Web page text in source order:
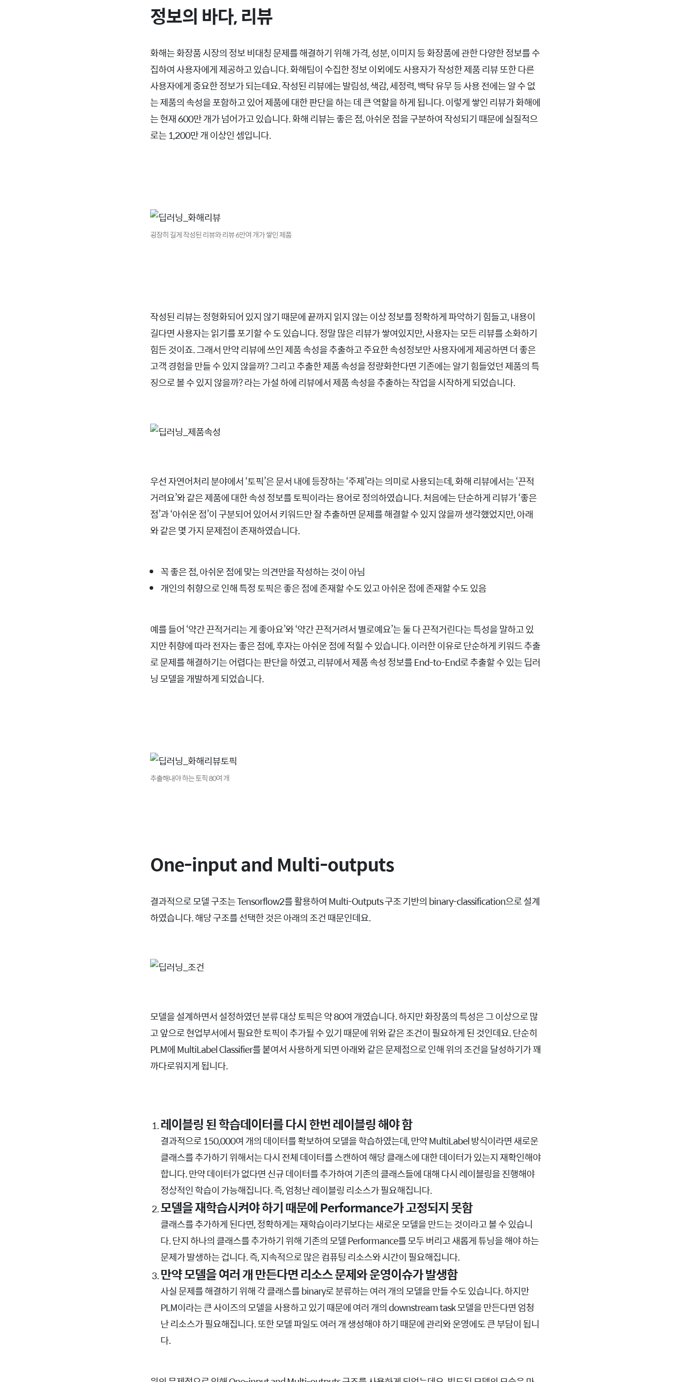
정보의 바다, 리뷰
화해는 화장품 시장의 정보 비대칭 문제를 해결하기 위해 가격, 성분, 이미지 등 화장품에 관한 다양한 정보를 수
집하여 사용자에게 제공하고 있습니다. 화해팀이 수집한 정보 이외에도 사용자가 작성한 제품 리뷰 또한 다른
사용자에게 중요한 정보가 되는데요. 작성된 리뷰에는 발림성, 색감, 세정력, 백탁 유무 등 사용 전에는 알 수 없
는 제품의 속성을 포함하고 있어 제품에 대한 판단을 하는 데 큰 역할을 하게 됩니다. 이렇게 쌓인 리뷰가 화해에
는 현재 600만 개가 넘어가고 있습니다. 화해 리뷰는 좋은 점, 아쉬운 점을 구분하여 작성되기 때문에 실질적으
로는 1,200만 개 이상인 셈입니다.
굉장히 길게 작성된 리뷰와 리뷰 6만여 개가 쌓인 제품
작성된 리뷰는 정형화되어 있지 않기 때문에 끝까지 읽지 않는 이상 정보를 정확하게 파악하기 힘들고, 내용이
길다면 사용자는 읽기를 포기할 수 도 있습니다. 정말 많은 리뷰가 쌓여있지만, 사용자는 모든 리뷰를 소화하기
힘든 것이죠. 그래서 만약 리뷰에 쓰인 제품 속성을 추출하고 주요한 속성정보만 사용자에게 제공하면 더 좋은
고객 경험을 만들 수 있지 않을까? 그리고 추출한 제품 속성을 정량화한다면 기존에는 알기 힘들었던 제품의 특
징으로 볼 수 있지 않을까? 라는 가설 하에 리뷰에서 제품 속성을 추출하는 작업을 시작하게 되었습니다.
우선 자연어처리 분야에서 ‘토픽’은 문서 내에 등장하는 ‘주제’라는 의미로 사용되는데, 화해 리뷰에서는 ‘끈적
거려요’와 같은 제품에 대한 속성 정보를 토픽이라는 용어로 정의하였습니다. 처음에는 단순하게 리뷰가 ‘좋은
점’과 ‘아쉬운 점’이 구분되어 있어서 키워드만 잘 추출하면 문제를 해결할 수 있지 않을까 생각했었지만, 아래
와 같은 몇 가지 문제점이 존재하였습니다.
꼭 좋은 점, 아쉬운 점에 맞는 의견만을 작성하는 것이 아님
개인의 취향으로 인해 특정 토픽은 좋은 점에 존재할 수도 있고 아쉬운 점에 존재할 수도 있음
예를 들어 ‘약간 끈적거리는 게 좋아요’와 ‘약간 끈적거려서 별로예요’는 둘 다 끈적거린다는 특성을 말하고 있
지만 취향에 따라 전자는 좋은 점에, 후자는 아쉬운 점에 적힐 수 있습니다. 이러한 이유로 단순하게 키워드 추출
로 문제를 해결하기는 어렵다는 판단을 하였고, 리뷰에서 제품 속성 정보를 End-to-End로 추출할 수 있는 딥러
닝 모델을 개발하게 되었습니다.
추출해내야 하는 토픽 80여 개
One-input and Multi-outputs
결과적으로 모델 구조는 Tensorflow2를 활용하여 Multi-Outputs 구조 기반의 binary-classification으로 설계
하였습니다. 해당 구조를 선택한 것은 아래의 조건 때문인데요.
모델을 설계하면서 설정하였던 분류 대상 토픽은 약 80여 개였습니다. 하지만 화장품의 특성은 그 이상으로 많
고 앞으로 현업부서에서 필요한 토픽이 추가될 수 있기 때문에 위와 같은 조건이 필요하게 된 것인데요. 단순히
PLM에 MultiLabel Classifier를 붙여서 사용하게 되면 아래와 같은 문제점으로 인해 위의 조건을 달성하기가 꽤
까다로워지게 됩니다.
레이블링 된 학습데이터를 다시 한번 레이블링 해야 함
결과적으로 150,000여 개의 데이터를 확보하여 모델을 학습하였는데, 만약 MultiLabel 방식이라면 새로운
클래스를 추가하기 위해서는 다시 전체 데이터를 스캔하여 해당 클래스에 대한 데이터가 있는지 재확인해야
합니다. 만약 데이터가 없다면 신규 데이터를 추가하여 기존의 클래스들에 대해 다시 레이블링을 진행해야
정상적인 학습이 가능해집니다. 즉, 엄청난 레이블링 리소스가 필요해집니다.
모델을 재학습시켜야 하기 때문에 Performance가 고정되지 못함
클래스를 추가하게 된다면, 정확하게는 재학습이라기보다는 새로운 모델을 만드는 것이라고 볼 수 있습니
다. 단지 하나의 클래스를 추가하기 위해 기존의 모델 Performance를 모두 버리고 새롭게 튜닝을 해야 하는
문제가 발생하는 겁니다. 즉, 지속적으로 많은 컴퓨팅 리소스와 시간이 필요해집니다.
만약 모델을 여러 개 만든다면 리소스 문제와 운영이슈가 발생함
사실 문제를 해결하기 위해 각 클래스를 binary로 분류하는 여러 개의 모델을 만들 수도 있습니다. 하지만
PLM이라는 큰 사이즈의 모델을 사용하고 있기 때문에 여러 개의 downstream task 모델을 만든다면 엄청
난 리소스가 필요해집니다. 또한 모델 파일도 여러 개 생성해야 하기 때문에 관리와 운영에도 큰 부담이 됩니
다.